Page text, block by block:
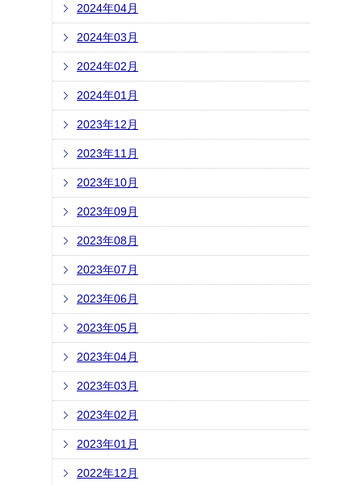
2024年04月
2024年03月
2024年02月
2024年01月
2023年12月
2023年11月
2023年10月
2023年09月
2023年08月
2023年07月
2023年06月
2023年05月
2023年04月
2023年03月
2023年02月
2023年01月
2022年12月